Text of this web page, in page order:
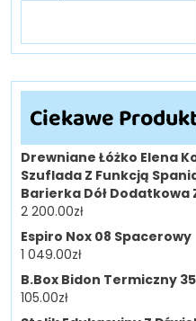
Ciekawe
Drewniane Łóżko Elena
Szuflada Z Funkcją
Barierka Dół
2 200.00zł
Espiro Nox 08 Spacerowy
1 049.00zł
B.Box Bidon Termiczny
105.00zł